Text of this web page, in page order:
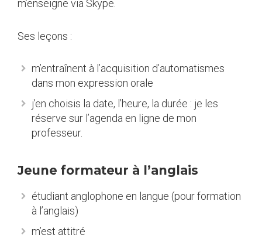
m’enseigne via Skype.
Ses leçons :
m’entraînent à l’acquisition d’automatismes
dans mon expression orale
j’en choisis la date, l’heure, la durée : je les
réserve sur l’agenda en ligne de mon
professeur.
Jeune formateur à l’anglais
étudiant anglophone en langue (pour formation
à l’anglais)
m’est attitré